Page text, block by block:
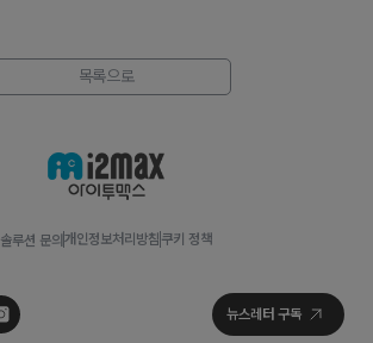
목록으로
솔루션 문의 개인정보처리방침 쿠키 정책